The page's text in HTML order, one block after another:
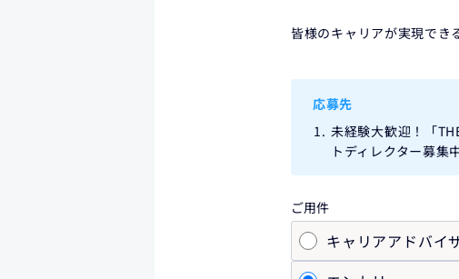
皆様のキャリアが実現でき
応募先
未経験大歓迎！「
トディレクター募集
ご用件
キャリアアドバイ